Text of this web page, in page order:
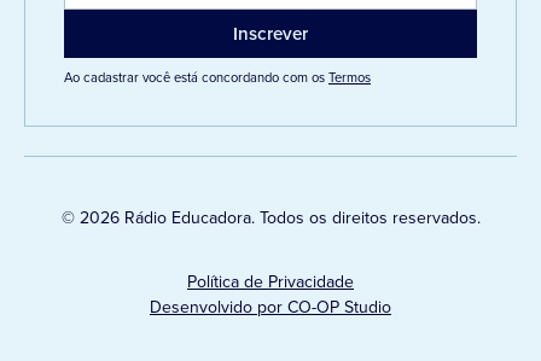
Ao cadastrar você está concordando com osTermos
© 2026 Rádio Educadora. Todos os direitos reservados.
Política de Privacidade
Desenvolvido por CO-OP Studio